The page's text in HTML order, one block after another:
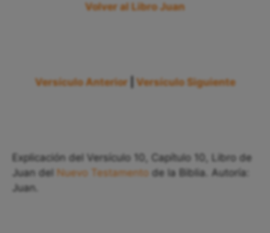
Volver al Libro Juan
Versículo Anterior Versículo Siguiente
Explicación del Versículo 10, Capítulo 10, Libro de
Juan del Nuevo Testamento de la Biblia. Autoría:
Juan.